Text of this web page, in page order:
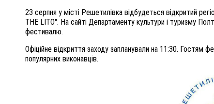
23 серпня у місті Решетилівка відбудеться відкритий
THE LITO". На сайті Департаменту культури і туризму
фестивалю.
Офіційне відкриття заходу запланували на 11:30. Гостям
популярних виконавців.